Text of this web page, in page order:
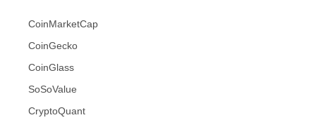
CoinMarketCap
CoinGecko
CoinGlass
SoSoValue
CryptoQuant